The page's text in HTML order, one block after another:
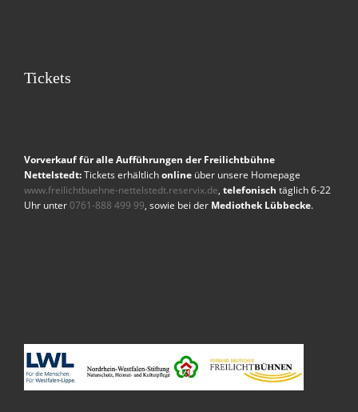
Tickets
Vorverkauf für alle Aufführungen der Freilichtbühne
Nettelstedt:Tickets erhältlich online über unsere Homepage
www.freilichtbuehne-nettelstedt.reservix.de, telefonisch täglich 6-22
Uhr unter 0761-888 499 99, sowie bei der Mediothek Lübbecke.